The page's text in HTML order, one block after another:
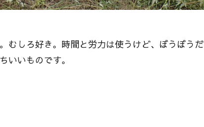
むしろ好き。時間と労力は使うけど、ぼうぼうだ
いいものです。